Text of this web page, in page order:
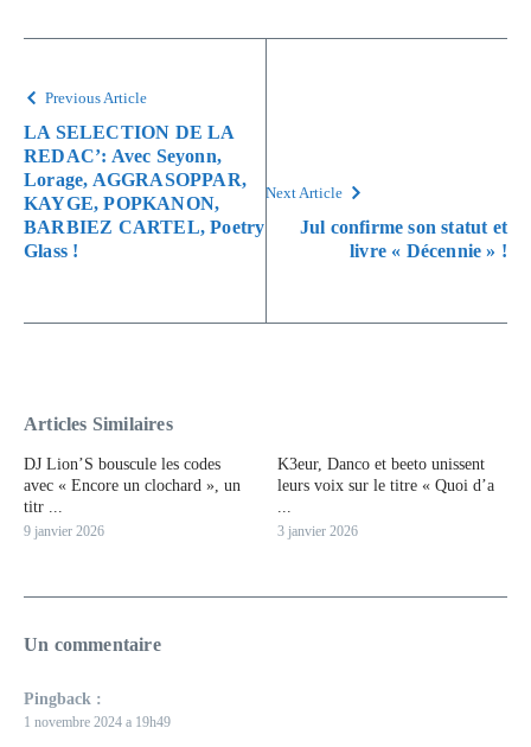
Previous Article
LA SELECTION DE LA
REDAC’: Avec Seyonn,
Lorage, AGGRASOPPAR,
KAYGE, POPKANON,
BARBIEZ CARTEL, Poetry
Glass !
Next Article
Jul confirme son statut et
livre « Décennie » !
Articles Similaires
DJ Lion’S bouscule les codes
avec « Encore un clochard », un
titr ...
9 janvier 2026
K3eur, Danco et beeto unissent
leurs voix sur le titre « Quoi d’a
3 janvier 2026
Un commentaire
Pingback :
1 novembre 2024 a 19h49